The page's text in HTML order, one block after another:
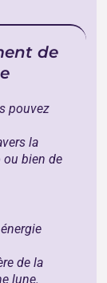
de
pouvez
la
ou bien de
de la
lune.